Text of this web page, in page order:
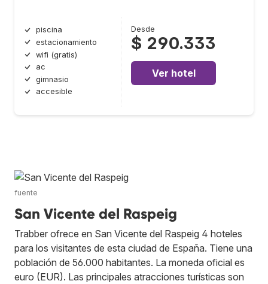
piscina
estacionamiento
wifi (gratis)
ac
gimnasio
accesible
Desde
$ 290.333
Ver hotel
fuente
San Vicente del Raspeig
Trabber ofrece en San Vicente del Raspeig 4 hoteles
para los visitantes de esta ciudad de España. Tiene una
población de 56.000 habitantes. La moneda oficial es
euro (EUR). Las principales atracciones turísticas son